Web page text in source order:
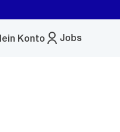
Jobs
Konto